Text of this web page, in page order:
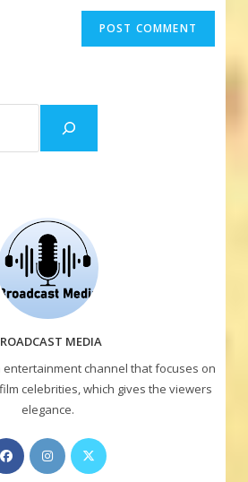
MEDIA
entertainment channel that focuses on
celebrities, which gives the viewers
elegance.
Opens
in
Opens
in
Opens